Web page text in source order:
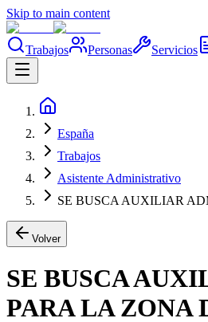
Skip to main content
Trabajos Personas Servicios
España
Trabajos
Asistente Administrativo
SE BUSCA AUXILIAR
Volver
SE BUSCA
PARA LA ZONA